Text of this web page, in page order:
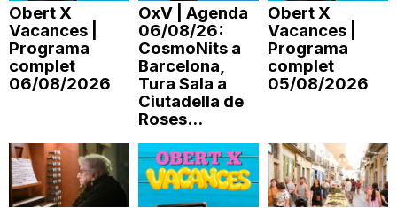
Obert X
Vacances |
Programa
complet
06/08/2026
OxV | Agenda
06/08/26:
CosmoNits a
Barcelona,
Tura Sala a
Ciutadella de
Roses...
Obert X
Vacances |
Programa
complet
05/08/2026